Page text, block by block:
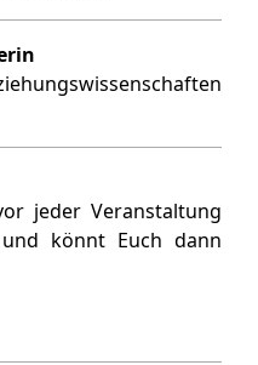
jeder Veranstaltung
könnt Euch dann